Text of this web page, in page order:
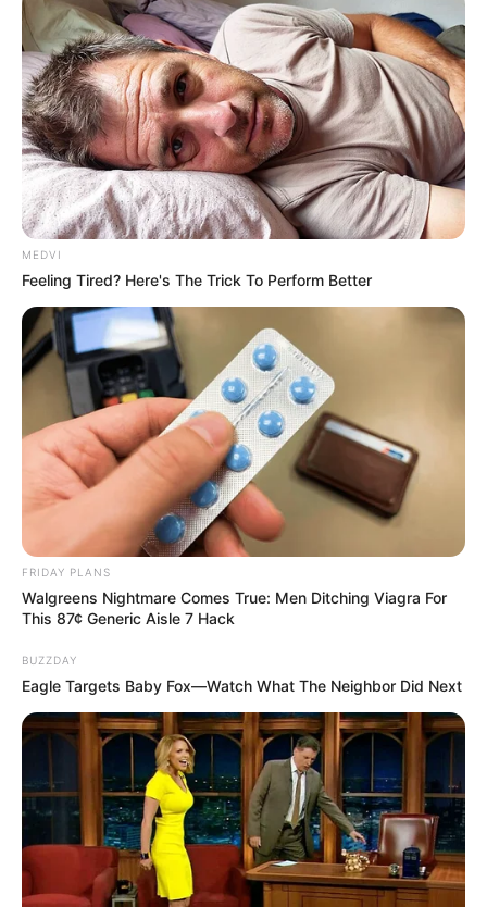
MEDVI
Feeling Tired? Here's The Trick To Perform Better
FRIDAY PLANS
Walgreens Nightmare Comes True: Men Ditching Viagra For
This 87¢ Generic Aisle 7 Hack
BUZZDAY
Eagle Targets Baby Fox—Watch What The Neighbor Did Next